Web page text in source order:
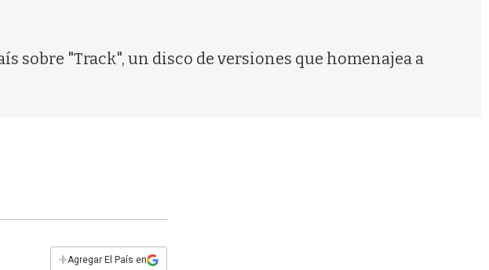
sobre "Track", un disco de versiones que homenajea a
+Agregar El País en